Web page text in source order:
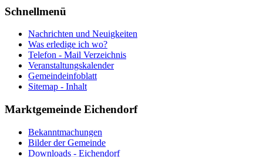
Schnellmenü
Nachrichten und Neuigkeiten
Was erledige ich wo?
Telefon - Mail Verzeichnis
Veranstaltungskalender
Gemeindeinfoblatt
Sitemap - Inhalt
Marktgemeinde Eichendorf
Bekanntmachungen
Bilder der Gemeinde
Downloads - Eichendorf